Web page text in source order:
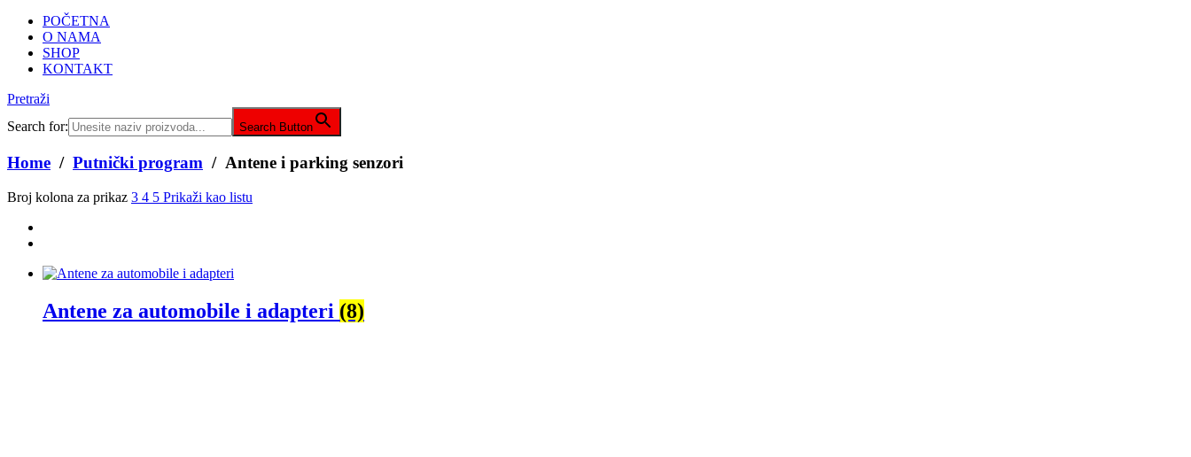
POČETNA
O NAMA
SHOP
KONTAKT
Pretraži
Search for:
Search Button
Home / Putnički program / Antene i parking senzori
Broj kolona za prikaz 3 4 5 Prikaži kao listu
Antene za automobile i adapteri (8)